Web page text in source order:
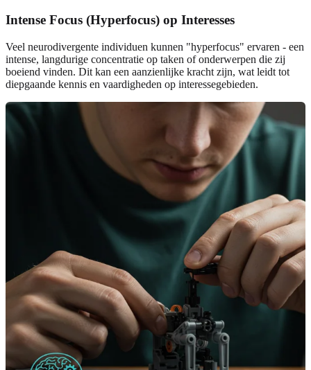
Intense Focus (Hyperfocus) op Interesses
Veel neurodivergente individuen kunnen "hyperfocus" ervaren - een
intense, langdurige concentratie op taken of onderwerpen die zij
boeiend vinden. Dit kan een aanzienlijke kracht zijn, wat leidt tot
diepgaande kennis en vaardigheden op interessegebieden.